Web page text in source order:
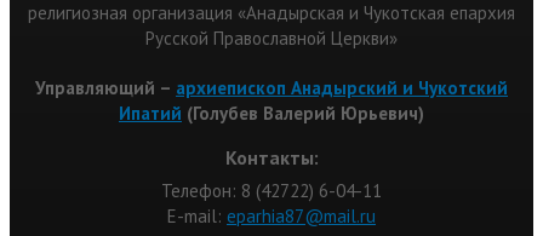
религиозная организация «Анадырская и Чукотская епархия
Русской Православной Церкви»
Управляющий – архиепископ Анадырский и Чукотский
Ипатий (Голубев Валерий Юрьевич)
Контакты:
Телефон: 8 (42722) 6-04-11
Е-mail: eparhia87@mail.ru